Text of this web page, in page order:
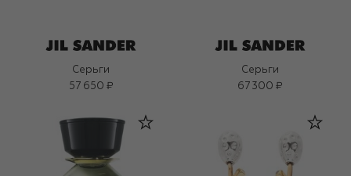
Серьги
57 650 ₽
Серьги
67 300 ₽